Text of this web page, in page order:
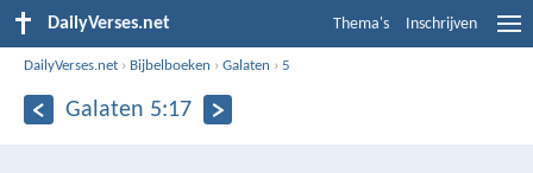
DailyVerses.net Thema's Inschrijven
DailyVerses.net › Bijbelboeken ›Galaten ›5
Galaten 5:17